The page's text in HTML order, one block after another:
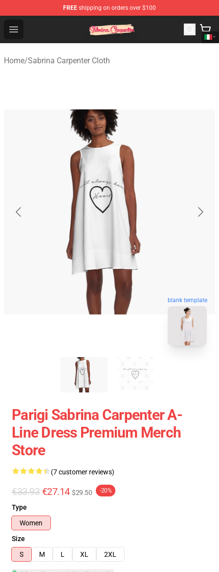
FREE shipping on orders over $100
Open menu
Sabrina Carpenter Shop - Official Sabrina Carpenter
Home/Sabrina Carpenter Cloth
blank template
Parigi Sabrina Carpenter A-
Line Dress Premium Merch
Store
(7 customer reviews)
€33.93 €27.14 $29.50 -20%
Type
Women
Size
S
M L XL 2XL